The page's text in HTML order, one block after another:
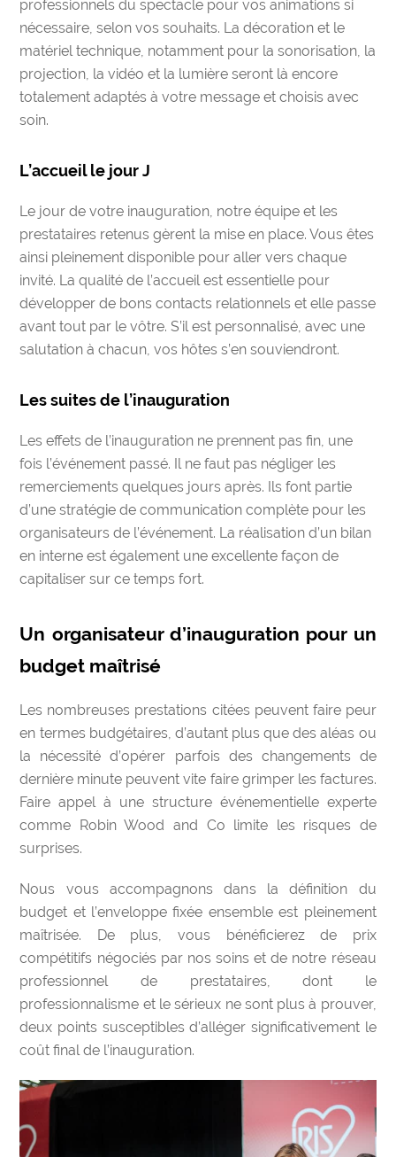
professionnels du spectacle pour vos animations si
nécessaire, selon vos souhaits. La décoration et le
matériel technique, notamment pour la sonorisation, la
projection, la vidéo et la lumière seront là encore
totalement adaptés à votre message et choisis avec
soin.
L’accueil le jour J
Le jour de votre inauguration, notre équipe et les
prestataires retenus gèrent la mise en place. Vous êtes
ainsi pleinement disponible pour aller vers chaque
invité. La qualité de l’accueil est essentielle pour
développer de bons contacts relationnels et elle passe
avant tout par le vôtre. S’il est personnalisé, avec une
salutation à chacun, vos hôtes s’en souviendront.
Les suites de l’inauguration
Les effets de l’inauguration ne prennent pas fin, une
fois l’événement passé. Il ne faut pas négliger les
remerciements quelques jours après. Ils font partie
d’une stratégie de communication complète pour les
organisateurs de l’événement. La réalisation d’un bilan
en interne est également une excellente façon de
capitaliser sur ce temps fort.
Un organisateur d’inauguration pour un
budget maîtrisé
Les nombreuses prestations citées peuvent faire peur
en termes budgétaires, d’autant plus que des aléas ou
la nécessité d’opérer parfois des changements de
dernière minute peuvent vite faire grimper les factures.
Faire appel à une structure événementielle experte
comme Robin Wood and Co limite les risques de
surprises.
Nous vous accompagnons dans la définition du
budget et l’enveloppe fixée ensemble est pleinement
maîtrisée. De plus, vous bénéficierez de prix
compétitifs négociés par nos soins et de notre réseau
professionnel de prestataires, dont le
professionnalisme et le sérieux ne sont plus à prouver,
deux points susceptibles d’alléger significativement le
coût final de l’inauguration.